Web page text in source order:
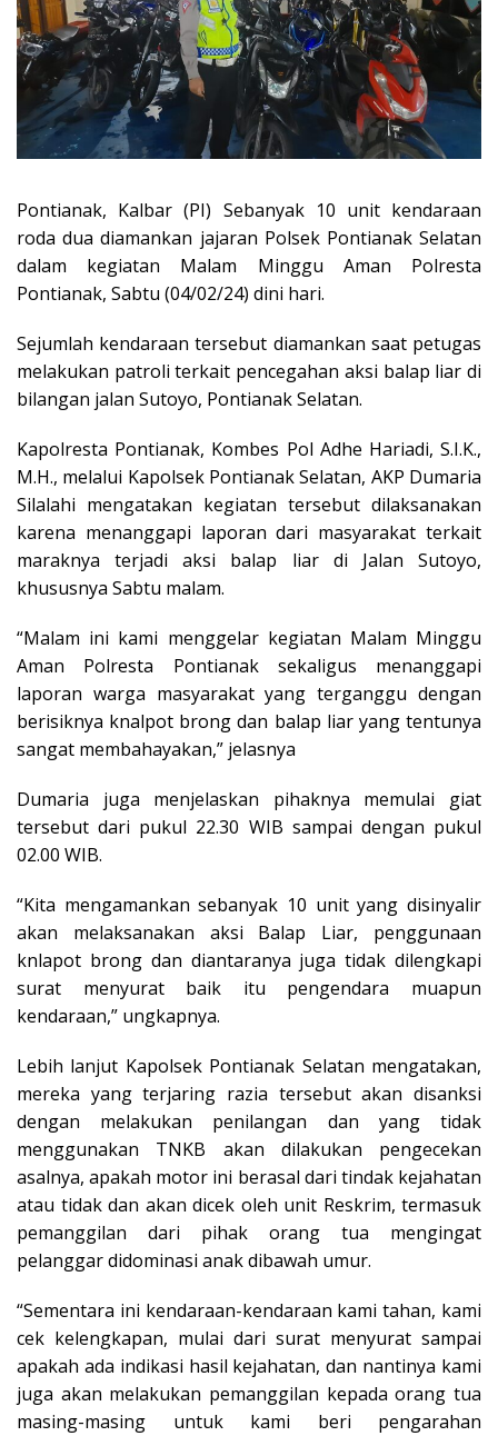
Pontianak, Kalbar (PI) Sebanyak 10 unit kendaraan
roda dua diamankan jajaran Polsek Pontianak Selatan
dalam kegiatan Malam Minggu Aman Polresta
Pontianak, Sabtu (04/02/24) dini hari.
Sejumlah kendaraan tersebut diamankan saat petugas
melakukan patroli terkait pencegahan aksi balap liar di
bilangan jalan Sutoyo, Pontianak Selatan.
Kapolresta Pontianak, Kombes Pol Adhe Hariadi, S.I.K.,
M.H., melalui Kapolsek Pontianak Selatan, AKP Dumaria
Silalahi mengatakan kegiatan tersebut dilaksanakan
karena menanggapi laporan dari masyarakat terkait
maraknya terjadi aksi balap liar di Jalan Sutoyo,
khususnya Sabtu malam.
“Malam ini kami menggelar kegiatan Malam Minggu
Aman Polresta Pontianak sekaligus menanggapi
laporan warga masyarakat yang terganggu dengan
berisiknya knalpot brong dan balap liar yang tentunya
sangat membahayakan,” jelasnya
Dumaria juga menjelaskan pihaknya memulai giat
tersebut dari pukul 22.30 WIB sampai dengan pukul
02.00 WIB.
“Kita mengamankan sebanyak 10 unit yang disinyalir
akan melaksanakan aksi Balap Liar, penggunaan
knlapot brong dan diantaranya juga tidak dilengkapi
surat menyurat baik itu pengendara muapun
kendaraan,” ungkapnya.
Lebih lanjut Kapolsek Pontianak Selatan mengatakan,
mereka yang terjaring razia tersebut akan disanksi
dengan melakukan penilangan dan yang tidak
menggunakan TNKB akan dilakukan pengecekan
asalnya, apakah motor ini berasal dari tindak kejahatan
atau tidak dan akan dicek oleh unit Reskrim, termasuk
pemanggilan dari pihak orang tua mengingat
pelanggar didominasi anak dibawah umur.
“Sementara ini kendaraan-kendaraan kami tahan, kami
cek kelengkapan, mulai dari surat menyurat sampai
apakah ada indikasi hasil kejahatan, dan nantinya kami
juga akan melakukan pemanggilan kepada orang tua
masing-masing untuk kami beri pengarahan